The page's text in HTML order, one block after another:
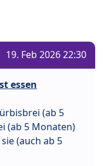
19. Feb 2026 22:30
essen
(ab 5
(ab 5 Monaten)
(auch ab 5